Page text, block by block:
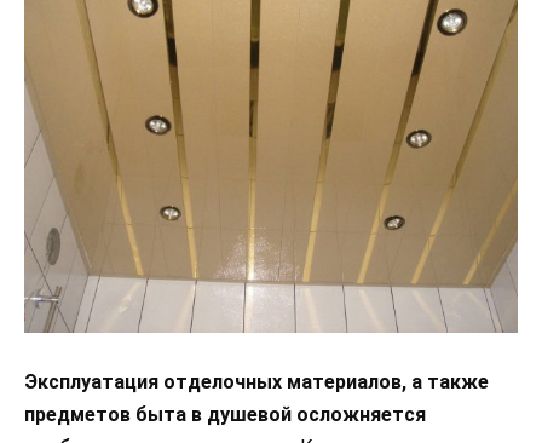
Эксплуатация отделочных материалов, а также
предметов быта в душевой осложняется